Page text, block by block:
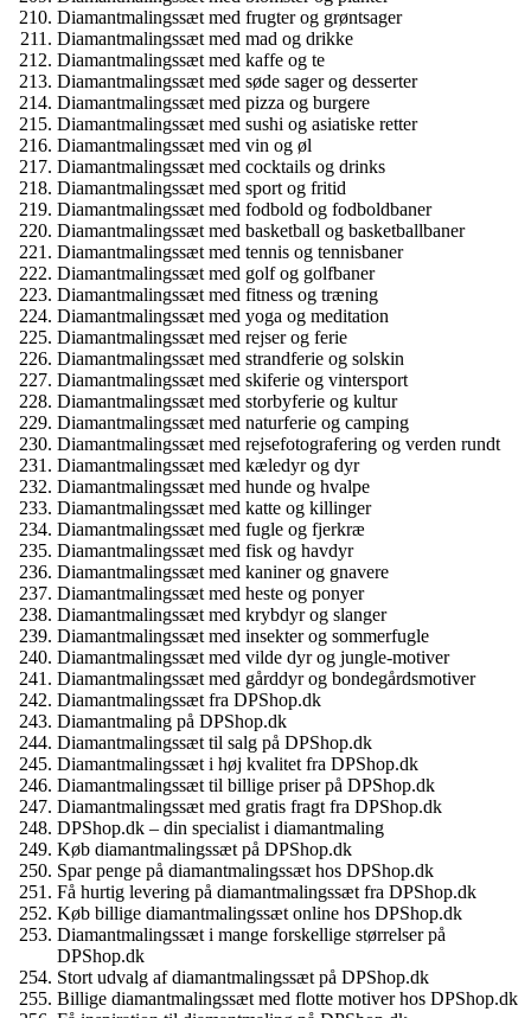
Diamantmalingssæt med frugter og grøntsager
Diamantmalingssæt med mad og drikke
Diamantmalingssæt med kaffe og te
Diamantmalingssæt med søde sager og desserter
Diamantmalingssæt med pizza og burgere
Diamantmalingssæt med sushi og asiatiske retter
Diamantmalingssæt med vin og øl
Diamantmalingssæt med cocktails og drinks
Diamantmalingssæt med sport og fritid
Diamantmalingssæt med fodbold og fodboldbaner
Diamantmalingssæt med basketball og basketballbaner
Diamantmalingssæt med tennis og tennisbaner
Diamantmalingssæt med golf og golfbaner
Diamantmalingssæt med fitness og træning
Diamantmalingssæt med yoga og meditation
Diamantmalingssæt med rejser og ferie
Diamantmalingssæt med strandferie og solskin
Diamantmalingssæt med skiferie og vintersport
Diamantmalingssæt med storbyferie og kultur
Diamantmalingssæt med naturferie og camping
Diamantmalingssæt med rejsefotografering og verden rundt
Diamantmalingssæt med kæledyr og dyr
Diamantmalingssæt med hunde og hvalpe
Diamantmalingssæt med katte og killinger
Diamantmalingssæt med fugle og fjerkræ
Diamantmalingssæt med fisk og havdyr
Diamantmalingssæt med kaniner og gnavere
Diamantmalingssæt med heste og ponyer
Diamantmalingssæt med krybdyr og slanger
Diamantmalingssæt med insekter og sommerfugle
Diamantmalingssæt med vilde dyr og jungle-motiver
Diamantmalingssæt med gårddyr og bondegårdsmotiver
Diamantmalingssæt fra DPShop.dk
Diamantmaling på DPShop.dk
Diamantmalingssæt til salg på DPShop.dk
Diamantmalingssæt i høj kvalitet fra DPShop.dk
Diamantmalingssæt til billige priser på DPShop.dk
Diamantmalingssæt med gratis fragt fra DPShop.dk
DPShop.dk – din specialist i diamantmaling
Køb diamantmalingssæt på DPShop.dk
Spar penge på diamantmalingssæt hos DPShop.dk
Få hurtig levering på diamantmalingssæt fra DPShop.dk
Køb billige diamantmalingssæt online hos DPShop.dk
Diamantmalingssæt i mange forskellige størrelser på
DPShop.dk
Stort udvalg af diamantmalingssæt på DPShop.dk
Billige diamantmalingssæt med flotte motiver hos DPShop.dk